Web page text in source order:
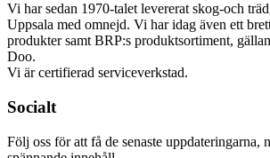
Vi har sedan 1970-talet levererat skog-och
Uppsala med omnejd. Vi har idag även ett
produkter samt BRP:s produktsortiment,
Doo.
Vi är certifierad serviceverkstad.
Socialt
Följ oss för att få de senaste uppdateringarna,